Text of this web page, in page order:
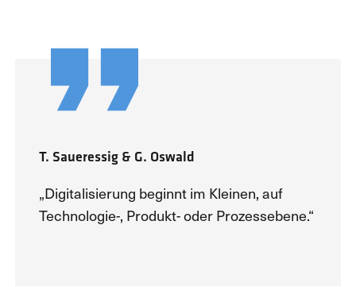
T. Saueressig & G. Oswald
„Digitalisierung beginnt im Kleinen, auf
Technologie-, Produkt- oder Prozessebene.“